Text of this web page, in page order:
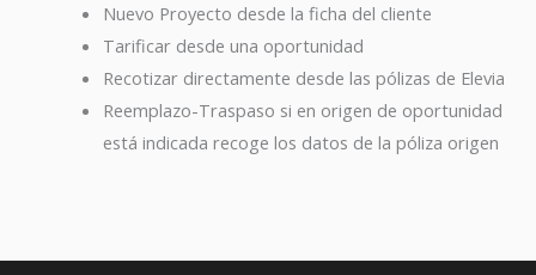
Nuevo Proyecto desde la ficha del cliente
Tarificar desde una oportunidad
Recotizar directamente desde las pólizas de Elevia
Reemplazo-Traspaso si en origen de oportunidad
está indicada recoge los datos de la póliza origen